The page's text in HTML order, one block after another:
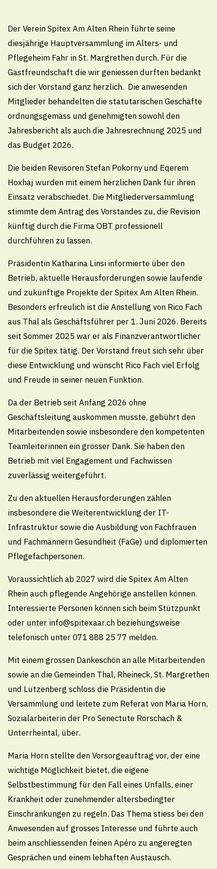
Flughafenstrasse
2.4.2026
Mitteilungsblatt 2026-4
1.4.2026
6.3.2026
Mitteilungsblatt 2026-3
6.3.2026
Torkelbrief-Übergabe
6.3.2026
Bauarbeiten in Staad
SBB-Unterführung Buriet
weitere Termine laden
Der Verein Spitex Am Alten Rhein führte seine
diesjährige Hauptversammlung im Alters- und
Pflegeheim Fahr in St. Margrethen durch. Für die
Gastfreundschaft die wir geniessen durften bedankt
sich der Vorstand ganz herzlich. Die anwesenden
Mitglieder behandelten die statutarischen Geschäfte
ordnungsgemäss und genehmigten sowohl den
Jahresbericht als auch die Jahresrechnung 2025 und
das Budget 2026.
Die beiden Revisoren Stefan Pokorny und Eqerem
Hoxhaj wurden mit einem herzlichen Dank für ihren
Einsatz verabschiedet. Die Mitgliederversammlung
stimmte dem Antrag des Vorstandes zu, die Revision
künftig durch die Firma OBT professionell
durchführen zu lassen.
Präsidentin Katharina Linsi informierte über den
Betrieb, aktuelle Herausforderungen sowie laufende
und zukünftige Projekte der Spitex Am Alten Rhein.
Besonders erfreulich ist die Anstellung von Rico Fach
aus Thal als Geschäftsführer per 1. Juni 2026. Bereits
seit Sommer 2025 war er als Finanzverantwortlicher
für die Spitex tätig. Der Vorstand freut sich sehr über
diese Entwicklung und wünscht Rico Fach viel Erfolg
und Freude in seiner neuen Funktion.
Da der Betrieb seit Anfang 2026 ohne
Geschäftsleitung auskommen musste, gebührt den
Mitarbeitenden sowie insbesondere den kompetenten
Teamleiterinnen ein grosser Dank. Sie haben den
Betrieb mit viel Engagement und Fachwissen
zuverlässig weitergeführt.
Zu den aktuellen Herausforderungen zählen
insbesondere die Weiterentwicklung der IT-
Infrastruktur sowie die Ausbildung von Fachfrauen
und Fachmännern Gesundheit (FaGe) und diplomierten
Pflegefachpersonen.
Voraussichtlich ab 2027 wird die Spitex Am Alten
Rhein auch pflegende Angehörige anstellen können.
Interessierte Personen können sich beim Stützpunkt
oder unter info@spitexaar.ch beziehungsweise
telefonisch unter 071 888 25 77 melden.
Mit einem grossen Dankeschön an alle Mitarbeitenden
sowie an die Gemeinden Thal, Rheineck, St. Margrethen
und Lutzenberg schloss die Präsidentin die
Versammlung und leitete zum Referat von Maria Horn,
Sozialarbeiterin der Pro Senectute Rorschach &
Unterrheintal, über.
Maria Horn stellte den Vorsorgeauftrag vor, der eine
wichtige Möglichkeit bietet, die eigene
Selbstbestimmung für den Fall eines Unfalls, einer
Krankheit oder zunehmender altersbedingter
Einschränkungen zu regeln. Das Thema stiess bei den
Anwesenden auf grosses Interesse und führte auch
beim anschliessenden feinen Apéro zu angeregten
Gesprächen und einem lebhaften Austausch.
Gemeindeverwaltung Thal
Kirchplatz 4, 9425 Thal
071 886 10 10
info@thal.ch
Technische Betriebe Thal
071 888 22 22
Pikettdienst- und Notfallnummer (24h)
technischebetriebe@thal.ch
Öffnungszeiten
Montag
08.00 - 11.30 / 13.30 - 18.00 Uhr
Dienstag bis Donnerstag
08.00 - 11.30
13.30 - 16.30 Uhr
Freitag
08.00 - 11.30
Uhr
Öffnungszeiten Sommerferien